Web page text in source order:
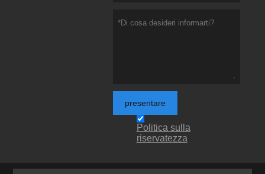
presentare
Politica sulla
riservatezza